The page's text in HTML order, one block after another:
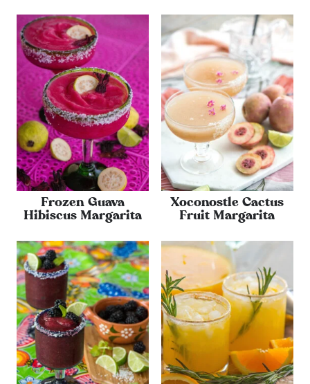
Frozen Guava
Hibiscus Margarita
Xoconostle Cactus
Fruit Margarita